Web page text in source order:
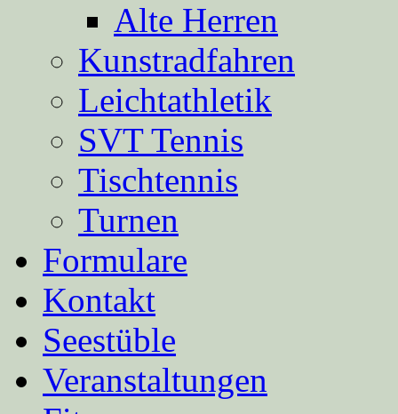
Alte Herren
Kunstradfahren
Leichtathletik
SVT Tennis
Tischtennis
Turnen
Formulare
Kontakt
Seestüble
Veranstaltungen